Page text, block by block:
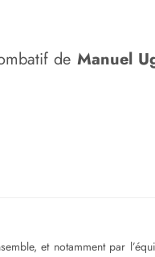
de Manuel
et notamment par